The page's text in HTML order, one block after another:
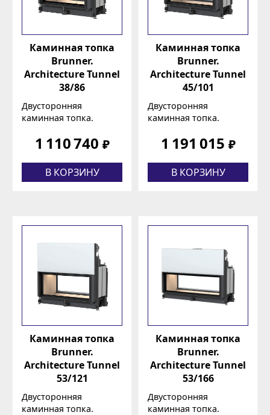
Каминная топка
Brunner.
Architecture Tunnel
38/86
Двусторонняя
каминная топка.
1 110 740 ₽
В КОРЗИНУ
Каминная топка
Brunner.
Architecture Tunnel
45/101
Двусторонняя
каминная топка.
1 191 015 ₽
В КОРЗИНУ
Каминная топка
Brunner.
Architecture Tunnel
53/121
Двусторонняя
каминная топка.
Каминная топка
Brunner.
Architecture Tunnel
53/166
Двусторонняя
каминная топка.